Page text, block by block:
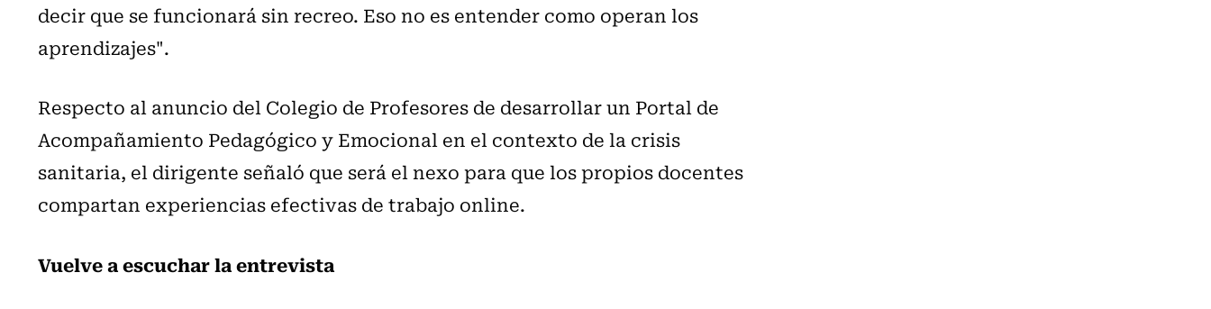
decir que se funcionará sin recreo. Eso no es entender como operan los
aprendizajes".
Respecto al anuncio del Colegio de Profesores de desarrollar un Portal de
Acompañamiento Pedagógico y Emocional en el contexto de la crisis
sanitaria, el dirigente señaló que será el nexo para que los propios docentes
compartan experiencias efectivas de trabajo online.
Vuelve a escuchar la entrevista